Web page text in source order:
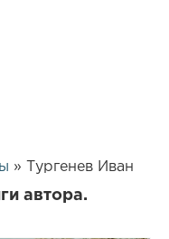
» Тургенев Иван
автора.